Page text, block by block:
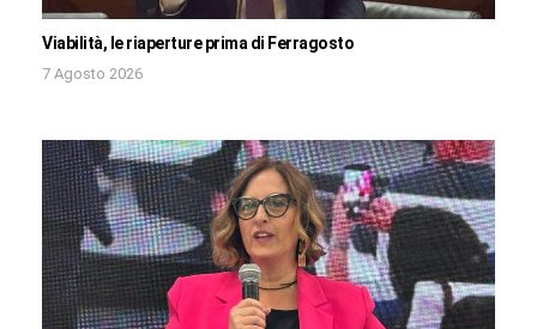
Viabilità, le riaperture prima di Ferragosto
7 Agosto 2026